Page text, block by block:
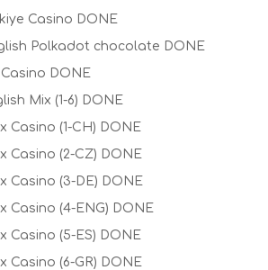
Casino DONE
Polkadot chocolate DONE
DONE
Mix (1-6) DONE
Casino (1-CH) DONE
Casino (2-CZ) DONE
Casino (3-DE) DONE
Casino (4-ENG) DONE
Casino (5-ES) DONE
Casino (6-GR) DONE